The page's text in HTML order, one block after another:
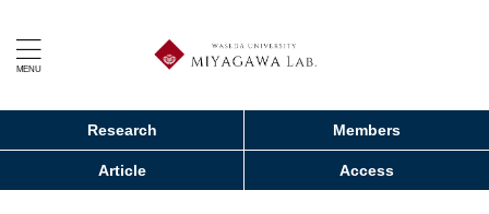
Research Members
Article Access